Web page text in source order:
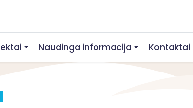
Naudinga informacija Kontaktai